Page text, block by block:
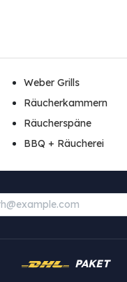
Weber Grills
Räucherkammern
Räucherspäne
BBQ + Räucherei
PAKET